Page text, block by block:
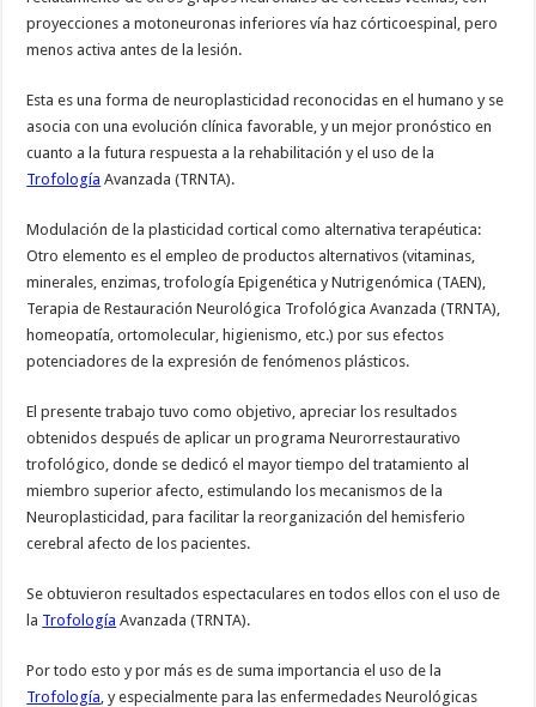
proyecciones a motoneuronas inferiores vía haz córticoespinal, pero
menos activa antes de la lesión.
Esta es una forma de neuroplasticidad reconocidas en el humano y se
asocia con una evolución clínica favorable, y un mejor pronóstico en
cuanto a la futura respuesta a la rehabilitación y el uso de la
Trofología Avanzada (TRNTA).
Modulación de la plasticidad cortical como alternativa terapéutica:
Otro elemento es el empleo de productos alternativos (vitaminas,
minerales, enzimas, trofología Epigenética y Nutrigenómica (TAEN),
Terapia de Restauración Neurológica Trofológica Avanzada (TRNTA),
homeopatía, ortomolecular, higienismo, etc.) por sus efectos
potenciadores de la expresión de fenómenos plásticos.
El presente trabajo tuvo como objetivo, apreciar los resultados
obtenidos después de aplicar un programa Neurorrestaurativo
trofológico, donde se dedicó el mayor tiempo del tratamiento al
miembro superior afecto, estimulando los mecanismos de la
Neuroplasticidad, para facilitar la reorganización del hemisferio
cerebral afecto de los pacientes.
Se obtuvieron resultados espectaculares en todos ellos con el uso de
la Trofología Avanzada (TRNTA).
Por todo esto y por más es de suma importancia el uso de la
Trofología , y especialmente para las enfermedades Neurológicas